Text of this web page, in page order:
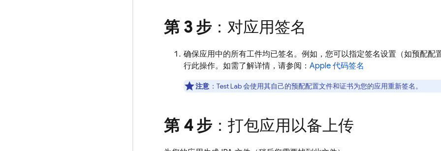
第 3 步 ：对应用签名
确保应用中的所有工件均已签名。例如，您可以指定签名设置（如预配配
行此操作。如需了解详情，请参阅： Apple 代码签名
注意 ： Test Lab会使用其自己的预配配置文件和证书为您的应用重新签名。
第 4 步 ：打包应用以备上传